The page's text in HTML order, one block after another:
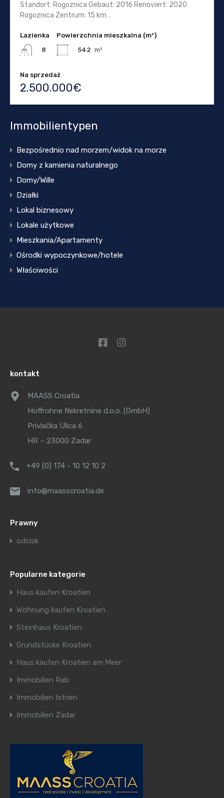
Standort: Rogoznica Gebaut: 2016 Renoviert: 2020
Rogoznica Zentrum: 15 km…
Lazienka
8
Powierzchnia mieszkalna (m²)
542 m²
Na sprzedaż
2.500.000€
Immobilientypen
Bezpośrednio nad morzem/widok na morze
Domy z kamienia naturalnego
Domy/Wille
Działki
Lokal biznesowy
Lokale użytkowe
Mieszkania/Apartamenty
Ośrodki wypoczynkowe/hotele
Właściwości
kontakt
MAASS Croatia
Hoffrohne Nekretnine d.o.o. (GmbH)
Privlačka Ulica 6
HR – 23000 Zadar
+49 (0) 174 - 10 12 10 2
info@maasscroatia.de
Prawny
odcisk
Popularne kategorie
Haus kaufen Kroatien
Wohnung kaufen Kroatien
Steinhaus Kroatien
Grundstücke Kroatien
Haus kaufen Kroatien am Meer
Immobilien Rab
Immobilien Istrien
Immobilien Zadar